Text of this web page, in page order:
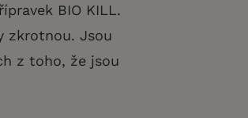
BIO KILL.
zkrotnou. Jsou
z toho, že jsou